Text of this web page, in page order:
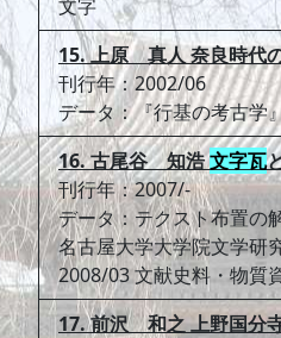
文字
15. 上原 真人 奈良時代
刊行年：2002/06
データ：『行基の考古学
16. 古尾谷 知浩文字瓦
刊行年：2007/-
データ：テクスト布置の
名古屋大学大学院文学研
2008/03 文献史料・物質
17. 前沢 和之 上野国分